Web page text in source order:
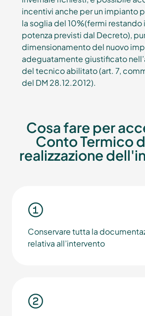
incentivi anche per un impianto
la soglia del 10%(fermi restando
potenza previsti dal Decreto),
dimensionamento del nuovo
adeguatamente giustificato
del tecnico abilitato (art. 7,
del DM 28.12.2012).
Cosa fare per
Conto Termico
realizzazione
Conservare tutta la
relativa all’intervento